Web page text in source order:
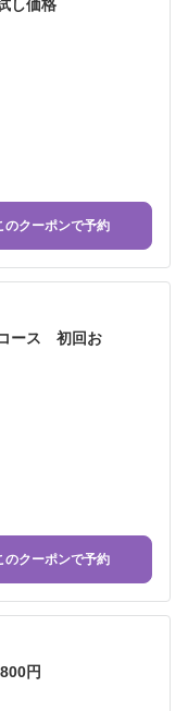
し価格
のクーポンで予約
ース 初回お
のクーポンで予約
円